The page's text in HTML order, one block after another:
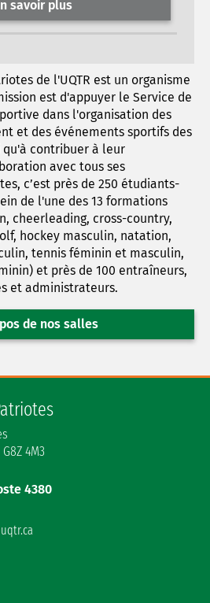
savoir plus
de l'UQTR est un organisme
est d'appuyer le Service de
dans l'organisation des
et des événements sportifs des
qu'à contribuer à leur
avec tous ses
c’est près de 250 étudiants-
de l'une des 13 formations
cheerleading, cross-country,
hockey masculin, natation,
tennis féminin et masculin,
et près de 100 entraîneurs,
et administrateurs.
de nos salles
4M3
4380